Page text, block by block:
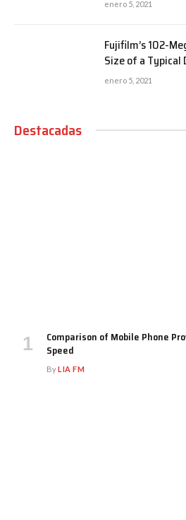
enero 5, 2021
Fujifilm’s 102-
Size of a Typical
enero 5, 2021
Destacadas
Comparison of Mobile Phone
Speed
ByLIA FM